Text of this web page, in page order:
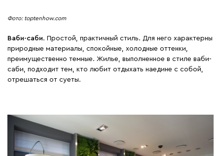
Фото: toptenhow.com
Ваби-саби. Простой, практичный стиль. Для него характерны
природные материалы, спокойные, холодные оттенки,
преимущественно темные. Жилье, выполненное в стиле ваби-
саби, подходит тем, кто любит отдыхать наедине с собой,
отрешаться от суеты.